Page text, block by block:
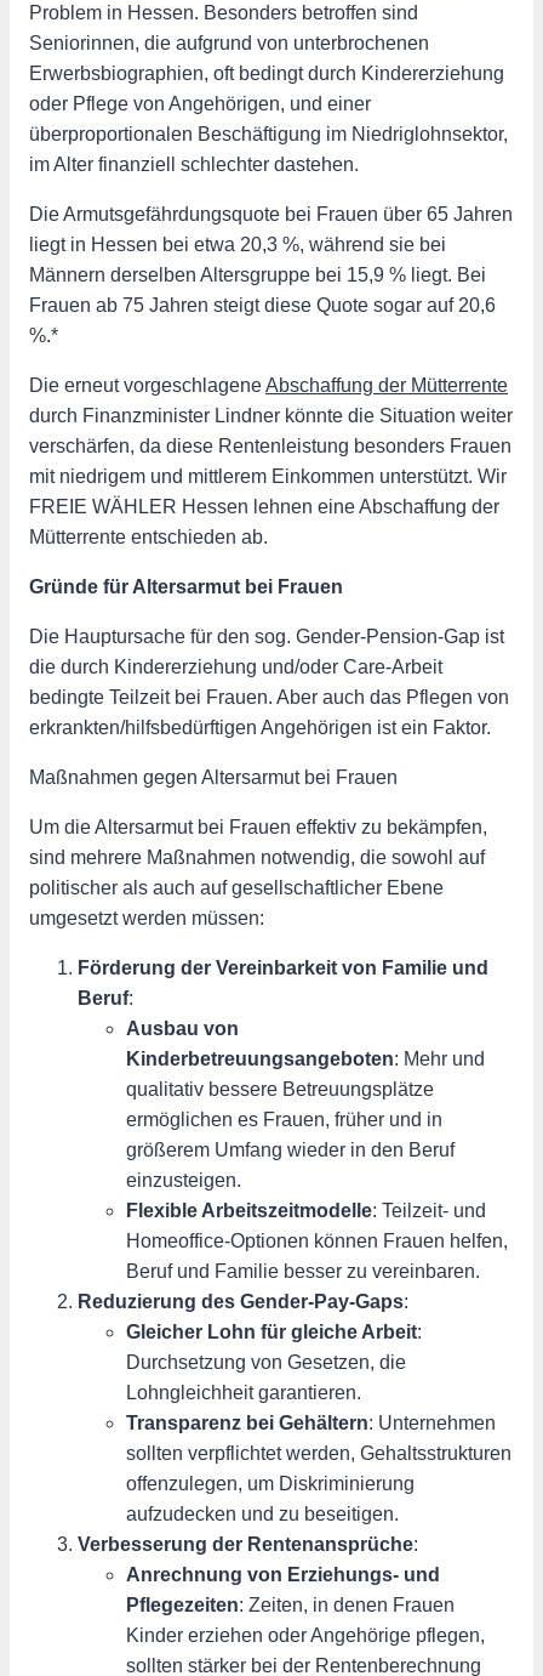
Problem in Hessen. Besonders betroffen sind
Seniorinnen, die aufgrund von unterbrochenen
Erwerbsbiographien, oft bedingt durch Kindererziehung
oder Pflege von Angehörigen, und einer
überproportionalen Beschäftigung im Niedriglohnsektor,
im Alter finanziell schlechter dastehen.
Die Armutsgefährdungsquote bei Frauen über 65 Jahren
liegt in Hessen bei etwa 20,3 %, während sie bei
Männern derselben Altersgruppe bei 15,9 % liegt. Bei
Frauen ab 75 Jahren steigt diese Quote sogar auf 20,6
%.*
Die erneut vorgeschlageneAbschaffung der Mütterrente
durch Finanzminister Lindner könnte die Situation weiter
verschärfen, da diese Rentenleistung besonders Frauen
mit niedrigem und mittlerem Einkommen unterstützt. Wir
FREIE WÄHLER Hessen lehnen eine Abschaffung der
Mütterrente entschieden ab.
Gründe für Altersarmut bei Frauen
Die Hauptursache für den sog. Gender-Pension-Gap ist
die durch Kindererziehung und/oder Care-Arbeit
bedingte Teilzeit bei Frauen. Aber auch das Pflegen von
erkrankten/hilfsbedürftigen Angehörigen ist ein Faktor.
Maßnahmen gegen Altersarmut bei Frauen
Um die Altersarmut bei Frauen effektiv zu bekämpfen,
sind mehrere Maßnahmen notwendig, die sowohl auf
politischer als auch auf gesellschaftlicher Ebene
umgesetzt werden müssen:
Förderung der Vereinbarkeit von Familie und
Beruf:
Ausbau von
Kinderbetreuungsangeboten: Mehr und
qualitativ bessere Betreuungsplätze
ermöglichen es Frauen, früher und in
größerem Umfang wieder in den Beruf
einzusteigen.
Flexible Arbeitszeitmodelle: Teilzeit- und
Homeoffice-Optionen können Frauen helfen,
Beruf und Familie besser zu vereinbaren.
Reduzierung des Gender-Pay-Gaps:
Gleicher Lohn für gleiche Arbeit:
Durchsetzung von Gesetzen, die
Lohngleichheit garantieren.
Transparenz bei Gehältern: Unternehmen
sollten verpflichtet werden, Gehaltsstrukturen
offenzulegen, um Diskriminierung
aufzudecken und zu beseitigen.
Verbesserung der Rentenansprüche:
Anrechnung von Erziehungs- und
Pflegezeiten: Zeiten, in denen Frauen
Kinder erziehen oder Angehörige pflegen,
sollten stärker bei der Rentenberechnung